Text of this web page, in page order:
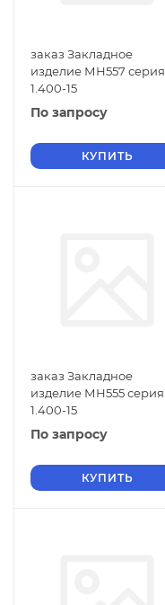
заказ Закладное
изделие МН557 серия
1.400-15
По запросу
КУПИТЬ
заказ Закладное
изделие МН555 серия
1.400-15
По запросу
КУПИТЬ